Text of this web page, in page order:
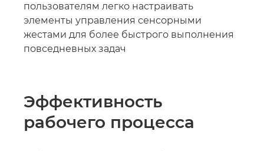
пользователям легко настраивать
элементы управления сенсорными
жестами для более быстрого выполнения
повседневных задач
Эффективность
рабочего процесса